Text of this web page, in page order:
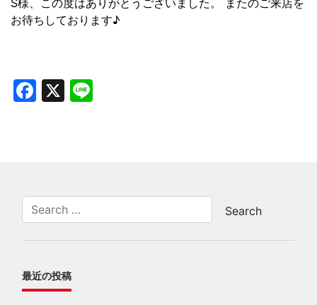
S様、この度はありがとうございました。 またのご来店を
お待ちしております♪
Facebook
X
最近の投稿